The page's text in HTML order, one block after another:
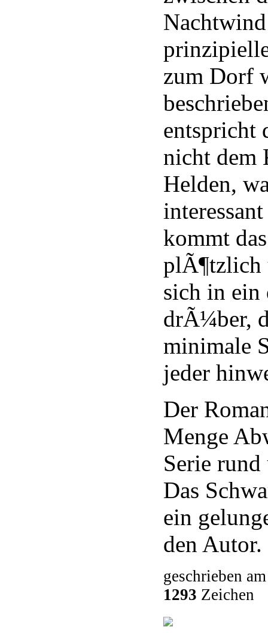
zum Dorf
entspricht
nicht dem
Helden,
kommt
plÃ¶tzlich
sich in ein
drÃ¼ber,
minimale
jeder
Der
Menge
Serie
Das
ein
den Autor.
geschrieben
1293 Zeichen